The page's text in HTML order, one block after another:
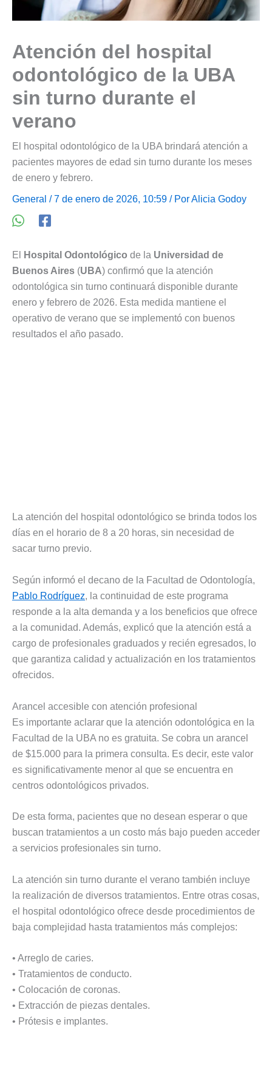
Atención del hospital
odontológico de la UBA
sin turno durante el
verano
El hospital odontológico de la UBA brindará atención a
pacientes mayores de edad sin turno durante los meses
de enero y febrero.
General / 7 de enero de 2026, 10:59 / PorAlicia Godoy
El Hospital Odontológico de la Universidad de
Buenos Aires (UBA) confirmó que la atención
odontológica sin turno continuará disponible durante
enero y febrero de 2026. Esta medida mantiene el
operativo de verano que se implementó con buenos
resultados el año pasado.
La atención del hospital odontológico se brinda todos los
días en el horario de 8 a 20 horas, sin necesidad de
sacar turno previo.
Según informó el decano de la Facultad de Odontología,
Pablo Rodríguez, la continuidad de este programa
responde a la alta demanda y a los beneficios que ofrece
a la comunidad. Además, explicó que la atención está a
cargo de profesionales graduados y recién egresados, lo
que garantiza calidad y actualización en los tratamientos
ofrecidos.
Arancel accesible con atención profesional
Es importante aclarar que la atención odontológica en la
Facultad de la UBA no es gratuita. Se cobra un arancel
de $15.000 para la primera consulta. Es decir, este valor
es significativamente menor al que se encuentra en
centros odontológicos privados.
De esta forma, pacientes que no desean esperar o que
buscan tratamientos a un costo más bajo pueden acceder
a servicios profesionales sin turno.
La atención sin turno durante el verano también incluye
la realización de diversos tratamientos. Entre otras cosas,
el hospital odontológico ofrece desde procedimientos de
baja complejidad hasta tratamientos más complejos:
• Arreglo de caries.
• Tratamientos de conducto.
• Colocación de coronas.
• Extracción de piezas dentales.
• Prótesis e implantes.